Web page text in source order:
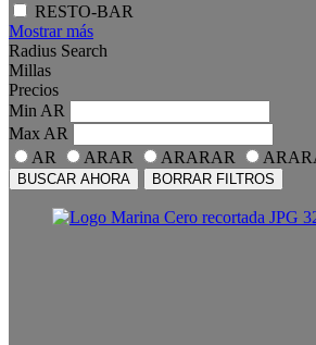
RESTO-BAR
Mostrar más
Radius Search
Millas
Precios
Min AR
Max AR
AR
ARAR ARARAR
BUSCAR AHORA BORRAR FILTROS